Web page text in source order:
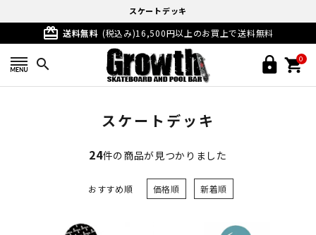
スケートデッキ
card_giftcard 送料無料 (税込み)16,500円以上のお買上で送料無料
search 0
スケートデッキ
24件の商品が見つかりました
おすすめ順 価格順 新着順